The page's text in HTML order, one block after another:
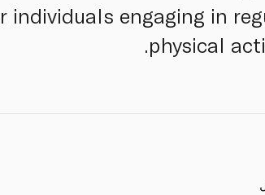
engaging in
physical